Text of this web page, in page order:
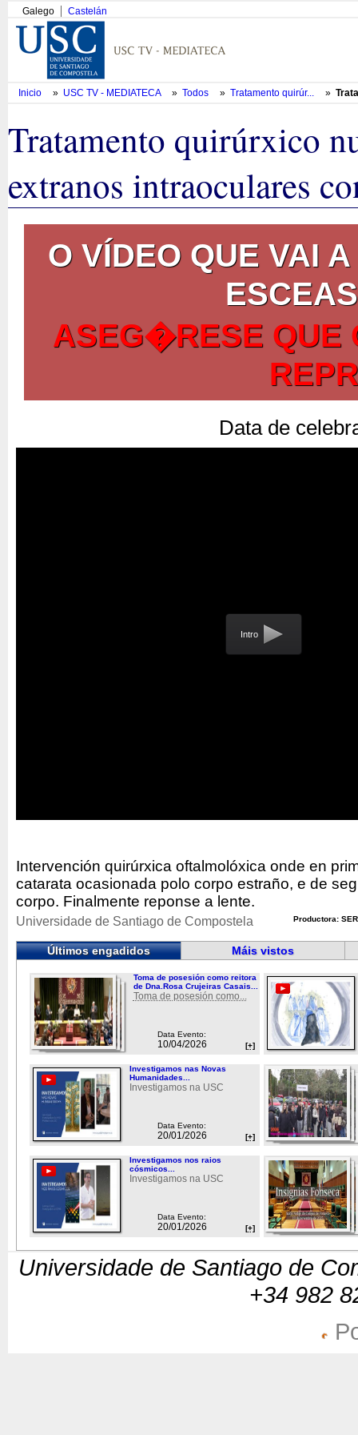
Galego Castelán
Inicio » USC TV - MEDIATECA » Todos » Tratamento quirúr... »
Tratamento quirúrxico
extranos intraoculares
O VÍDEO QUE VAI
ASEG�RESE QUE
Data de
Intro
Intervención quirúrxica oftalmolóxica onde en
catarata ocasionada polo corpo estraño, e de
corpo. Finalmente reponse a lente.
Productora:
Universidade de Santiago de Compostela
Últimos engadidos Máis vistos
Toma de posesión como reitora
de Dna.Rosa Crujeiras Casais...
Toma de posesión como...
Data Evento:
10/04/2026 [+]
Investigamos nas Novas
Humanidades...
Investigamos na USC
Data Evento:
20/01/2026 [+]
Investigamos nos raios
cósmicos...
Investigamos na USC
Data Evento:
20/01/2026 [+]
Universidade de Santiago de
+34 982